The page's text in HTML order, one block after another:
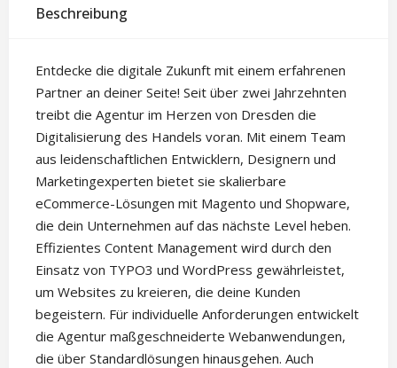
Beschreibung
Entdecke die digitale Zukunft mit einem erfahrenen
Partner an deiner Seite! Seit über zwei Jahrzehnten
treibt die Agentur im Herzen von Dresden die
Digitalisierung des Handels voran. Mit einem Team
aus leidenschaftlichen Entwicklern, Designern und
Marketingexperten bietet sie skalierbare
eCommerce-Lösungen mit Magento und Shopware,
die dein Unternehmen auf das nächste Level heben.
Effizientes Content Management wird durch den
Einsatz von TYPO3 und WordPress gewährleistet,
um Websites zu kreieren, die deine Kunden
begeistern. Für individuelle Anforderungen entwickelt
die Agentur maßgeschneiderte Webanwendungen,
die über Standardlösungen hinausgehen. Auch